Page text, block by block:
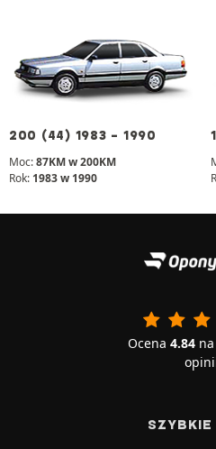
200 (44) 1983 - 1990
Moc:87KM w 200KM
Rok: 1983 w 1990
Ocena 4.84 na
SZYBKIE